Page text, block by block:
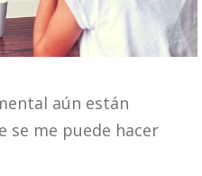
aún están
se me puede hacer